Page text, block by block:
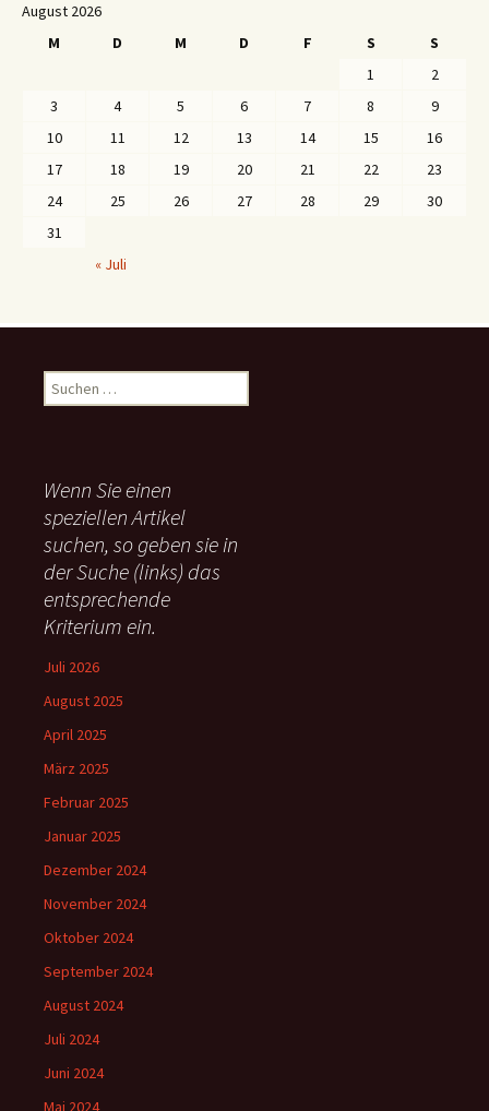
August 2026
M
D M D F S
S
1
2
3
4 5 6 7 8
9
10
11 12 13 14 15
16
17
18 19 20 21 22
23
24
25 26 27 28 29
30
31
« Juli
u
n
n
a
c
:
Wenn Sie einen
speziellen Artikel
suchen, so geben sie in
der Suche (links) das
entsprechende
Kriterium ein.
Juli 2026
August 2025
April 2025
März 2025
Februar 2025
Januar 2025
Dezember 2024
November 2024
Oktober 2024
September 2024
August 2024
Juli 2024
Juni 2024
Mai 2024